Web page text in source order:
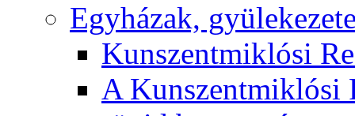
Egyházak,
Kunszentmiklósi
A Kunszentmiklósi